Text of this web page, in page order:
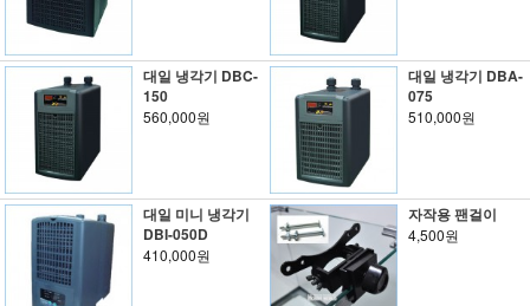
대일 냉각기 DBC-
150
560,000원
대일 냉각기 DBA-
075
510,000원
대일 미니 냉각기
DBI-050D
410,000원
자작용 팬걸이
4,500원